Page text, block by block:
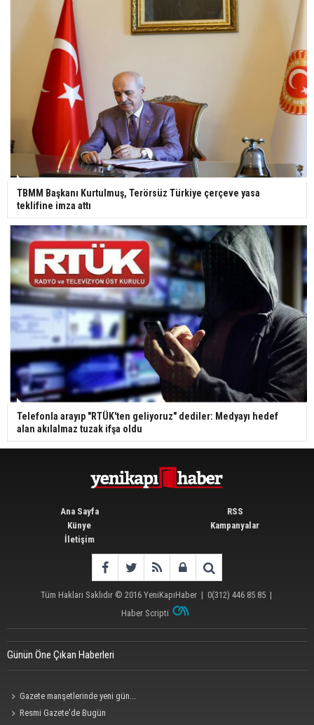
TBMM Başkanı Kurtulmuş, Terörsüz Türkiye çerçeve yasa
teklifine imza attı
Telefonla arayıp "RTÜK'ten geliyoruz" dediler: Medyayı hedef
alan akılalmaz tuzak ifşa oldu
Ana Sayfa
Künye
İletişim
RSS
Kampanyalar
Tüm Hakları Saklıdır © 2016 YeniKapıHaber| 0(312) 446 85 85|
Haber Scripti
Günün Öne Çıkan Haberleri
Gazete manşetlerinde yeni gün...
Resmi Gazete'de Bugün